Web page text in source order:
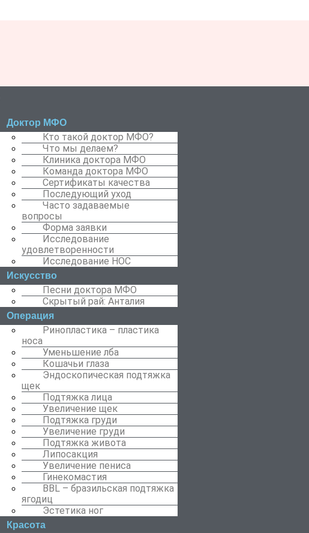
Доктор МФО
Кто такой доктор МФО?
Что мы делаем?
Клиника доктора МФО
Команда доктора МФО
Сертификаты качества
Последующий уход
Часто задаваемые
вопросы
Форма заявки
Исследование
удовлетворенности
Исследование НОС
Искусство
Песни доктора МФО
Скрытый рай: Анталия
Операция
Ринопластика – пластика
носа
Уменьшение лба
Кошачьи глаза
Эндоскопическая подтяжка
щек
Подтяжка лица
Увеличение щек
Подтяжка груди
Увеличение груди
Подтяжка живота
Липосакция
Увеличение пениса
Гинекомастия
BBL – бразильская подтяжка
ягодиц
Эстетика ног
Красота